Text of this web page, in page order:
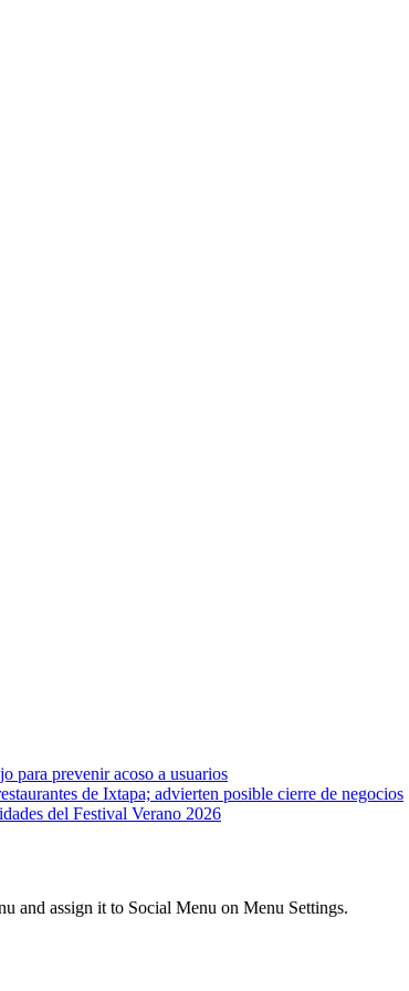
para prevenir acoso a usuarios
de Ixtapa; advierten posible cierre de negocios
del Festival Verano 2026
and assign it to Social Menu on Menu Settings.